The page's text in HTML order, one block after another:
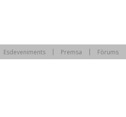
Esdeveniments Premsa Fòrums